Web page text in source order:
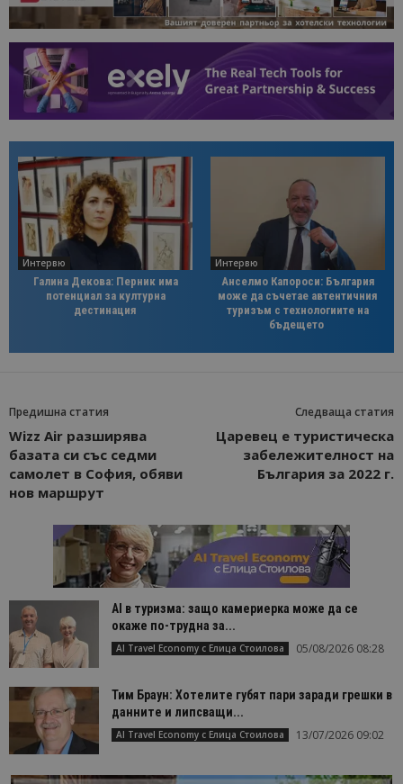
Интервю
Галина Декова: Перник има
потенциал за културна
дестинация
Интервю
Анселмо Капороси: България
може да съчетае автентичния
туризъм с технологиите на
бъдещето
Предишна статия
Wizz Air разширява
базата си със седми
самолет в София, обяви
нов маршрут
Следваща статия
Царевец е туристическа
забележителност на
България за 2022 г.
AI в туризма: защо камериерка може да се
окаже по-трудна за...
AI Travel Economy с Елица Стоилова 05/08/2026 08:28
Тим Браун: Хотелите губят пари заради грешки в
данните и липсващи...
AI Travel Economy с Елица Стоилова 13/07/2026 09:02